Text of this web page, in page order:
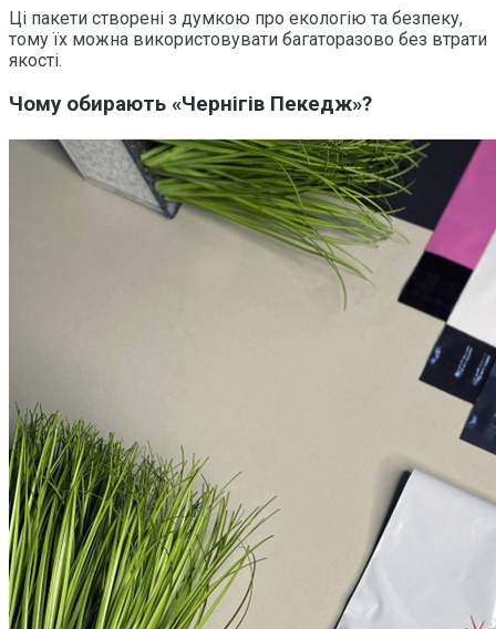
Ці пакети створені з думкою про екологію та безпеку,
тому їх можна використовувати багаторазово без втрати
якості.
Чому обирають «Чернігів Пекедж»?